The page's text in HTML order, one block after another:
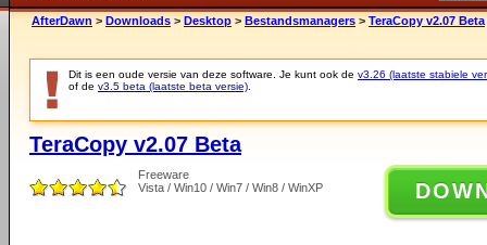
AfterDawn > Downloads > Desktop > Bestandsmanagers > TeraCopy v2.07 Beta
Dit is een oude versie van deze software. Je kunt ook de v3.26 (laatste stabiele
of de v3.5 beta (laatste beta versie)
TeraCopy v2.07 Beta
Freeware
Vista / Win10 / Win7 / Win8 / WinXP